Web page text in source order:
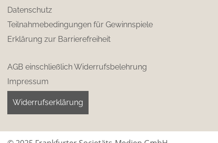
Datenschutz
Teilnahmebedingungen für Gewinnspiele
Erklärung zur Barrierefreiheit
AGB einschließlich Widerrufsbelehrung
Impressum
Widerrufserklärung